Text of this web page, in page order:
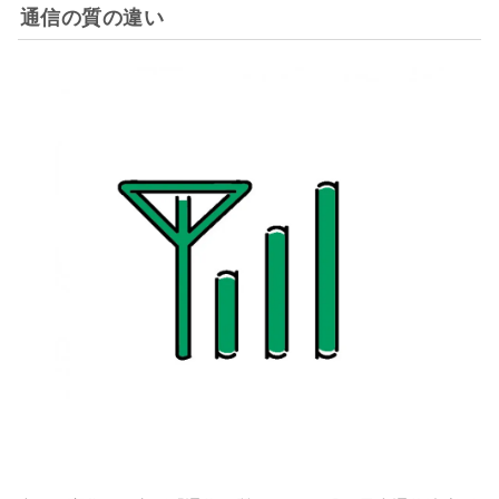
通信の質の違い